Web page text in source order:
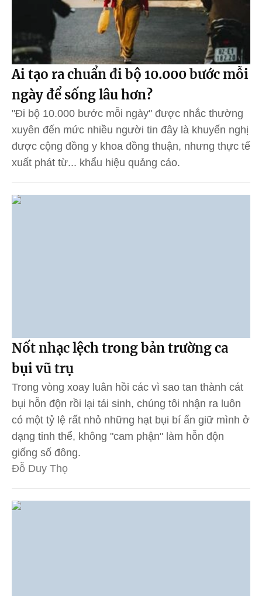
Ai tạo ra chuẩn đi bộ 10.000 bước mỗi
ngày để sống lâu hơn?
"Đi bộ 10.000 bước mỗi ngày" được nhắc thường
xuyên đến mức nhiều người tin đây là khuyến nghị
được cộng đồng y khoa đồng thuận, nhưng thực tế
xuất phát từ... khẩu hiệu quảng cáo.
Nốt nhạc lệch trong bản trường ca
bụi vũ trụ
Trong vòng xoay luân hồi các vì sao tan thành cát
bụi hỗn độn rồi lại tái sinh, chúng tôi nhận ra luôn
có một tỷ lệ rất nhỏ những hạt bụi bí ẩn giữ mình ở
dạng tinh thể, không "cam phận" làm hỗn độn
giống số đông.
Đỗ Duy Thọ